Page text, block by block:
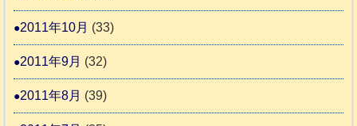
2011年10月 (33)
2011年9月 (32)
2011年8月 (39)